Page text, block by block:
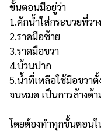
ขั้นตอนมีอยู่ว่า
1.ตักน้ำใส่กระบวยที่วา
2.ราดมือซ้าย
3.ราดมือขวา
4.บ้วนปาก
5.น้ำที่เหลือใช้มือขวา
จนหมด เป็นการล้างด้
โดยต้องทำทุกขั้นตอน